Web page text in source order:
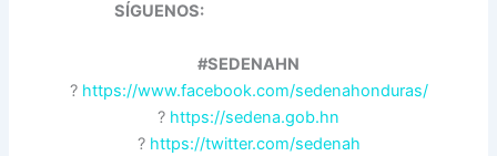
SÍGUENOS:
#SEDENAHN
? https://www.facebook.com/sedenahonduras/
? https://sedena.gob.hn
? https://twitter.com/sedenah